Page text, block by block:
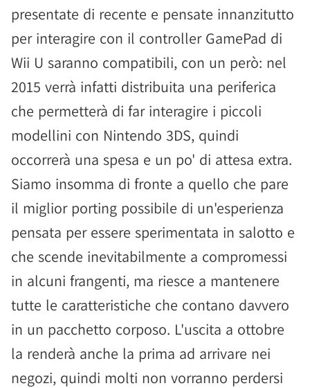
presentate di recente e pensate innanzitutto
per interagire con il controller GamePad di
Wii U saranno compatibili, con un però: nel
2015 verrà infatti distribuita una periferica
che permetterà di far interagire i piccoli
modellini con Nintendo 3DS, quindi
occorrerà una spesa e un po' di attesa extra.
Siamo insomma di fronte a quello che pare
il miglior porting possibile di un'esperienza
pensata per essere sperimentata in salotto e
che scende inevitabilmente a compromessi
in alcuni frangenti, ma riesce a mantenere
tutte le caratteristiche che contano davvero
in un pacchetto corposo. L'uscita a ottobre
la renderà anche la prima ad arrivare nei
negozi, quindi molti non vorranno perdersi